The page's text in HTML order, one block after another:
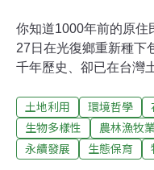
你知道1000年前的原住
27日在光復鄉重新種下
千年歷史、卻已在台灣
傳，名為cilipeday的陸
長情形，將適應環境良
傳已久的傳統滋味。花
候越來越極端多變，為
土地利用 環境哲學
生物多樣性
農林漁牧
永續發展
生態保育